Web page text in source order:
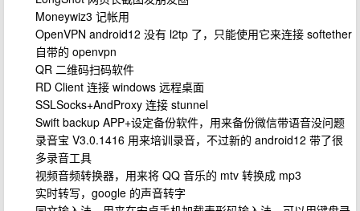
Moneywiz3 记帐用
OpenVPN android12 没有 l2tp 了，只能使用它来连接 softether
自带的 openvpn
QR 二维码扫码软件
RD Client 连接 windows 远程桌面
SSLSocks+AndProxy 连接 stunnel
Swift backup APP+设定备份软件，用来备份微信带语音没问题
录音宝 V3.0.1416 用来培训录音，不过新的 android12 带了很
多录音工具
视频音频转换器，用来将 QQ 音乐的 mtv 转换成 mp3
实时转写，google 的声音转字